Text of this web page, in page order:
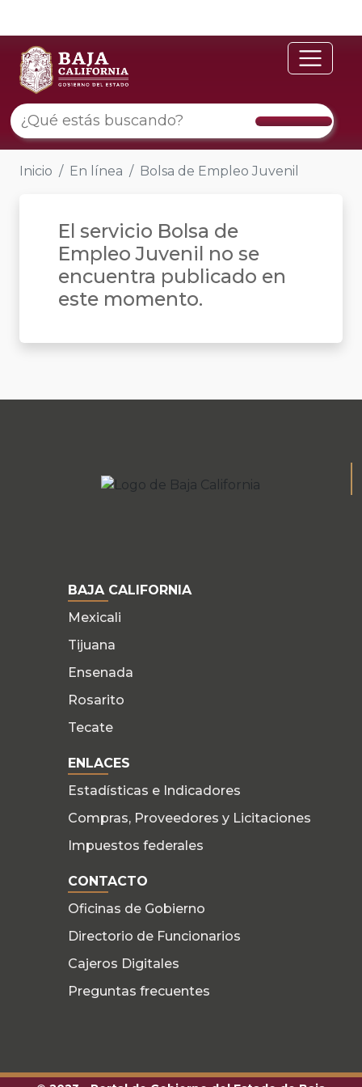
Inicio En línea Bolsa de Empleo Juvenil
El servicio Bolsa de
Empleo Juvenil no se
encuentra publicado en
este momento.
BAJA CALIFORNIA
Mexicali
Tijuana
Ensenada
Rosarito
Tecate
ENLACES
Estadísticas e Indicadores
Compras, Proveedores y Licitaciones
Impuestos federales
CONTACTO
Oficinas de Gobierno
Directorio de Funcionarios
Cajeros Digitales
Preguntas frecuentes